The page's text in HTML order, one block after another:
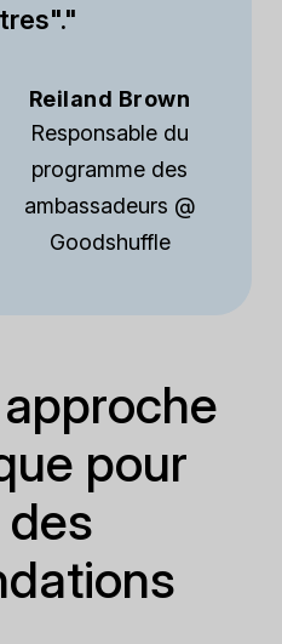
Reiland Brown
Responsable du
programme des
ambassadeurs @
Goodshuffle
pour